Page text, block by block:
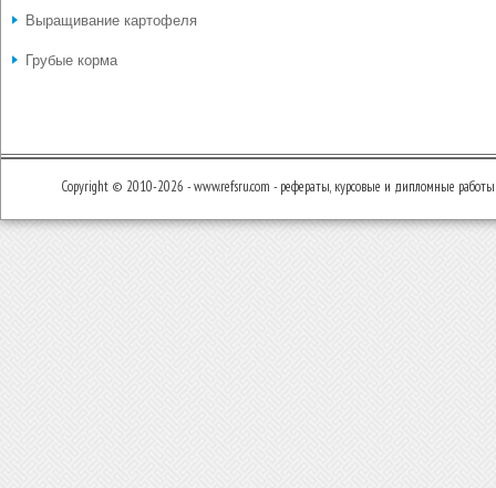
Выращивание картофеля
Грубые корма
Copyright © 2010-2026 - www.refsru.com - рефераты, курсовые и дипломные работы